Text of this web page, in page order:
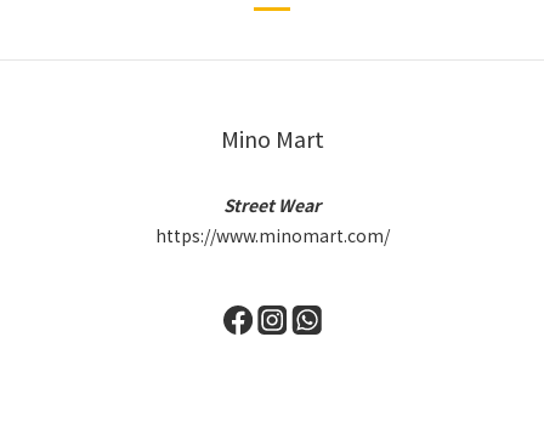
Mino Mart
Street Wear
https://www.minomart.com/